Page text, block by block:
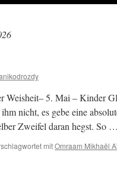
Weisheit– 5. Mai – Kinder
nicht, es gebe eine
Zweifel daran hegst. So …
mitOmraam Mikhaël